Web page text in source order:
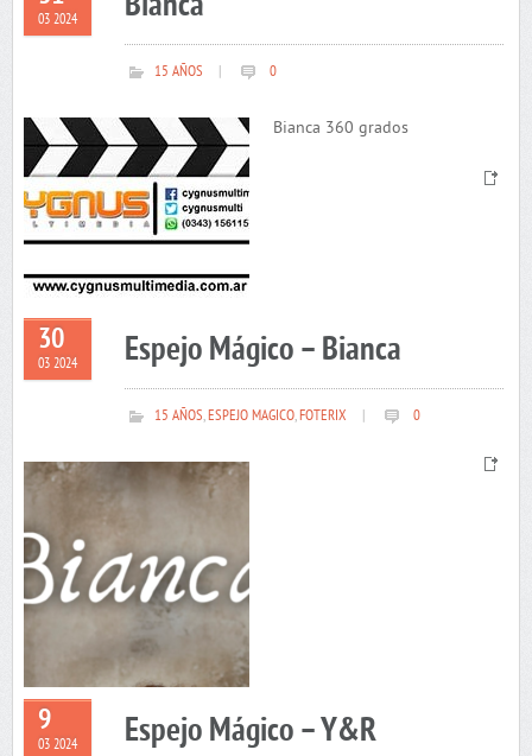
03 2024
15 AÑOS 0
Bianca 360 grados
30
03 2024 Espejo Mágico – Bianca
15 AÑOS,ESPEJO MAGICO,FOTERIX 0
9
03 2024 Espejo Mágico – Y&R